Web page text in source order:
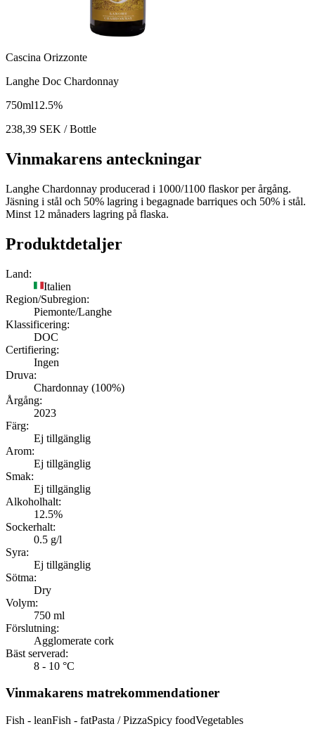
Cascina Orizzonte
Langhe Doc Chardonnay
750ml12.5%
238,39 SEK / Bottle
Vinmakarens anteckningar
Langhe Chardonnay producerad i 1000/1100 flaskor per årgång.
Jäsning i stål och 50% lagring i begagnade barriques och 50% i stål.
Minst 12 månaders lagring på flaska.
Produktdetaljer
Land:
Italien
Region/Subregion:
Piemonte/Langhe
Klassificering:
DOC
Certifiering:
Ingen
Druva:
Chardonnay (100%)
Årgång:
2023
Färg:
Ej tillgänglig
Arom:
Ej tillgänglig
Smak:
Ej tillgänglig
Alkoholhalt:
12.5%
Sockerhalt:
0.5 g/l
Syra:
Ej tillgänglig
Sötma:
Dry
Volym:
750 ml
Förslutning:
Agglomerate cork
Bäst serverad:
8 - 10 °C
Vinmakarens matrekommendationer
Fish - leanFish - fatPasta / PizzaSpicy foodVegetables